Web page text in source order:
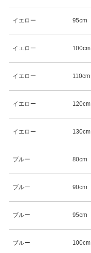
イエロー 95cm
イエロー 100cm
イエロー 110cm
イエロー 120cm
イエロー 130cm
ブルー 80cm
ブルー 90cm
ブルー 95cm
ブルー 100cm